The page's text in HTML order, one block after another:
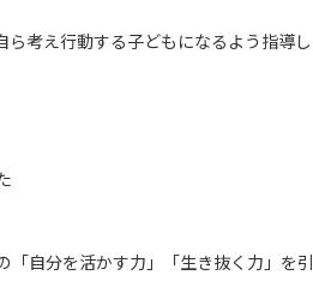
考え行動する子どもになるよう指導し
自分を活かす力」「生き抜く力」を引